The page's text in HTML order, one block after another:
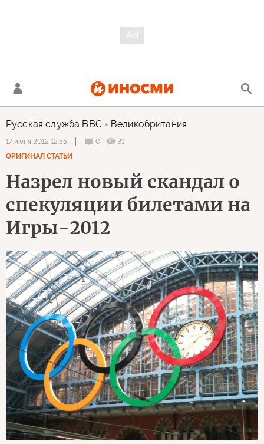
Русская служба BBC Великобритания
17 июня 2012 12:55 0
31
ОРИГИНАЛ СТАТЬИ
Назрел новый скандал о
спекуляции билетами на
Игры-2012